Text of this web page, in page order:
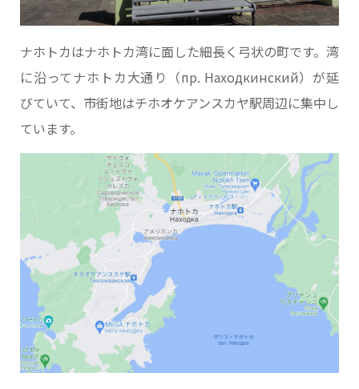
ナホトカはナホトカ湾に面した細長く弓状の町です。湾
に沿ってナホトカ大通り（пр. Находкинский）が延
びていて、市街地はチホオケアンスカヤ駅周辺に集中し
ています。